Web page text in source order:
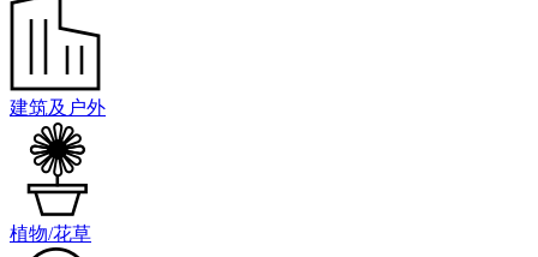
建筑及户外
植物/花草